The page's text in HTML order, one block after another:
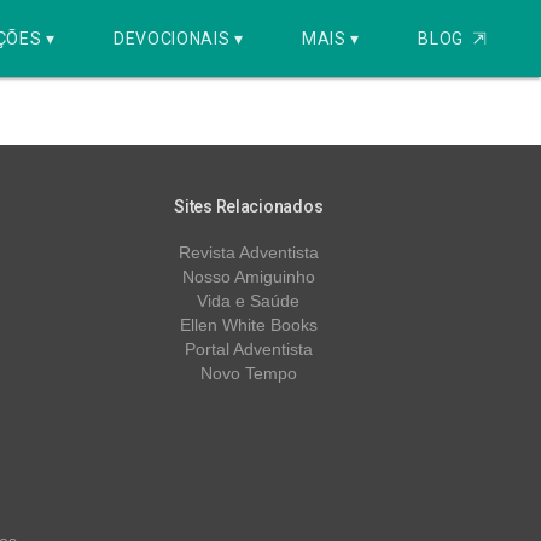
▾ DEVOCIONAIS ▾ MAIS ▾ BLOG ⇱
Sites Relacionados
Revista Adventista
Nosso Amiguinho
Vida e Saúde
Ellen White Books
Portal Adventista
Novo Tempo